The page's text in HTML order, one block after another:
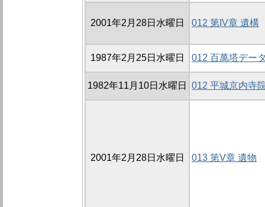
2001年2月28日水曜日 012 第IV章 遺構
1987年2月25日水曜日 012 百萬塔デー
1982年11月10日水曜日 012 平城京内寺
2001年2月28日水曜日 013 第V章 遺物